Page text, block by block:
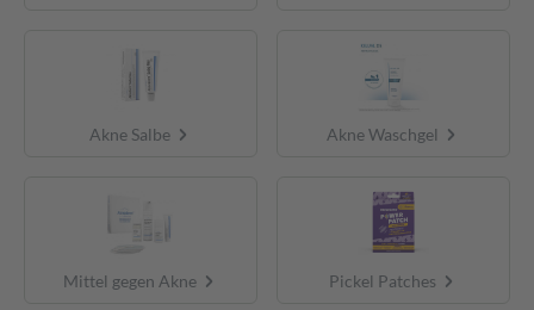
Akne Salbe Akne Waschgel
Mittel gegen Akne Pickel Patches